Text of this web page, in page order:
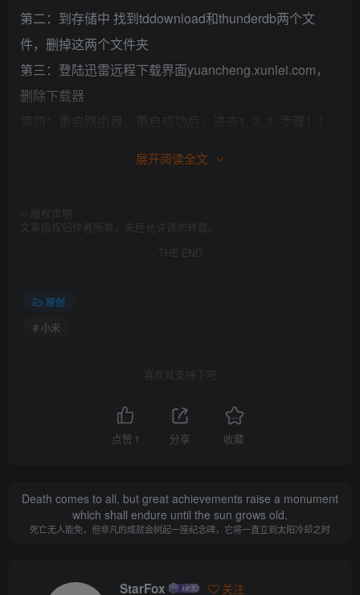
第二：到存储中 找到tddownload和thunderdb两个文
件，删掉这两个文件夹
第三：登陆迅雷远程下载界面yuancheng.xunlei.com，
删除下载器
第四：重启路由器，重启成功后，进去1. 2. 3. 步骤！！
如果还是不行，那就重新刷一下HD的最新rom包～
展开阅读全文
版权声明
文章版权归作者所有，未经允许请勿转载。
THE END
原创
# 小米
喜欢就支持下吧
点赞 1 分享 收藏
Death comes to all, but great achievements raise a monument
which shall endure until the sun grows old.
死亡无人能免，但非凡的成就会树起一座纪念碑，它将一直立到太阳冷却之时
StarFox 关注